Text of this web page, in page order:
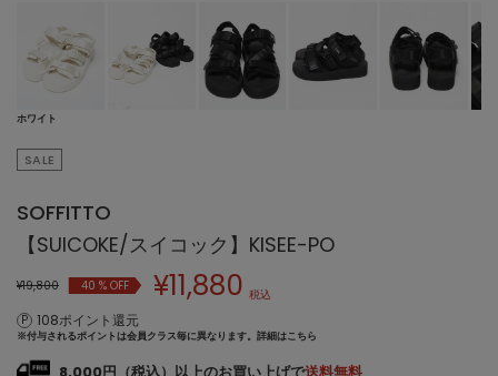
ホワイト
SALE
SOFFITTO
【SUICOKE/スイコック】KISEE-PO
¥19,800 40 % OFF ¥11,880 税込
108ポイント還元
※付与されるポイントは会員クラス毎に異なります。 詳細はこちら